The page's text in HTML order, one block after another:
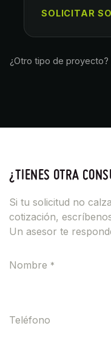
SOLICITAR
¿Otro tipo de
¿TIENES OTRA
Si tu solicitud no
cotización,
Un asesor te
Nombre *
Teléfono